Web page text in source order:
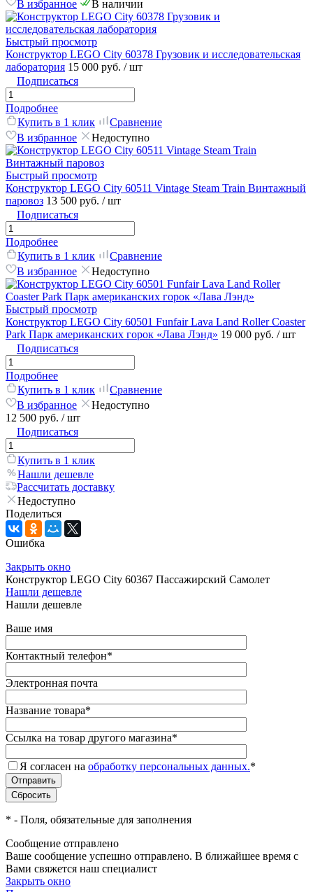
В избранное В наличии
Быстрый просмотр
Конструктор LEGO City 60378 Грузовик и исследовательская
лаборатория 15 000 руб. / шт
Подписаться
Подробнее
Купить в 1 клик
Сравнение
В избранное
Недоступно
Быстрый просмотр
Конструктор LEGO City 60511 Vintage Steam Train Винтажный
паровоз 13 500 руб. / шт
Подписаться
Подробнее
Купить в 1 клик
Сравнение
В избранное
Недоступно
Быстрый просмотр
Конструктор LEGO City 60501 Funfair Lava Land Roller Coaster
Park Парк американских горок «Лава Лэнд» 19 000 руб. / шт
Подписаться
Подробнее
Купить в 1 клик
Сравнение
В избранное
Недоступно
12 500 руб. / шт
Подписаться
Купить в 1 клик
Нашли дешевле
Рассчитать доставку
Недоступно
Поделиться
Ошибка
Закрыть окно
Конструктор LEGO City 60367 Пассажирский Самолет
Нашли дешевле
Нашли дешевле
Ваше имя
Контактный телефон*
Электронная почта
Название товара*
Ссылка на товар другого магазина*
Я согласен на обработку персональных данных.*
* - Поля, обязательные для заполнения
Сообщение отправлено
Ваше сообщение успешно отправлено. В ближайшее время с
Вами свяжется наш специалист
Закрыть окно